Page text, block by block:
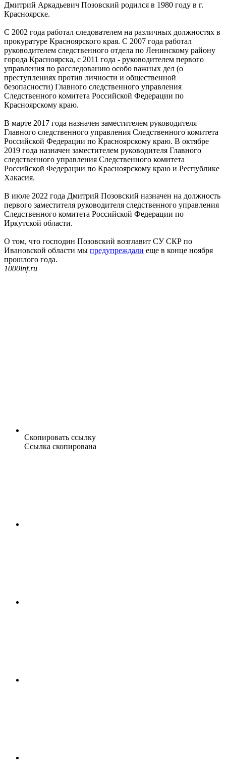
Дмитрий Аркадьевич Позовский родился в 1980 году в г.
Красноярске.
С 2002 года работал следователем на различных должностях в
прокуратуре Красноярского края. С 2007 года работал
руководителем следственного отдела по Ленинскому району
города Красноярска, с 2011 года - руководителем первого
управления по расследованию особо важных дел (о
преступлениях против личности и общественной
безопасности) Главного следственного управления
Следственного комитета Российской Федерации по
Красноярскому краю.
В марте 2017 года назначен заместителем руководителя
Главного следственного управления Следственного комитета
Российской Федерации по Красноярскому краю. В октябре
2019 года назначен заместителем руководителя Главного
следственного управления Следственного комитета
Российской Федерации по Красноярскому краю и Республике
Хакасия.
В июле 2022 года Дмитрий Позовский назначен на должность
первого заместителя руководителя следственного управления
Следственного комитета Российской Федерации по
Иркутской области.
О том, что господин Позовский возглавит СУ СКР по
Ивановской области мы предупреждали еще в конце ноября
прошлого года.
1000inf.ru
Скопировать ссылку
Ссылка скопирована